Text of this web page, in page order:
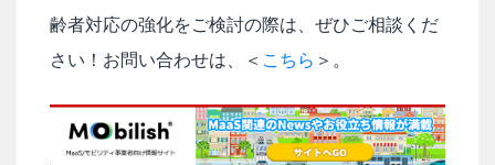
齢者対応の強化をご検討の際は、ぜひご相談くだ
さい！お問い合わせは、＜ こちら ＞。